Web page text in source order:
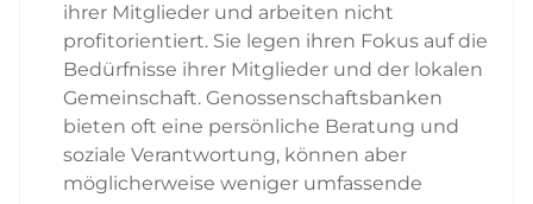
ihrer Mitglieder und arbeiten nicht
profitorientiert. Sie legen ihren Fokus auf die
Bedürfnisse ihrer Mitglieder und der lokalen
Gemeinschaft. Genossenschaftsbanken
bieten oft eine persönliche Beratung und
soziale Verantwortung, können aber
möglicherweise weniger umfassende